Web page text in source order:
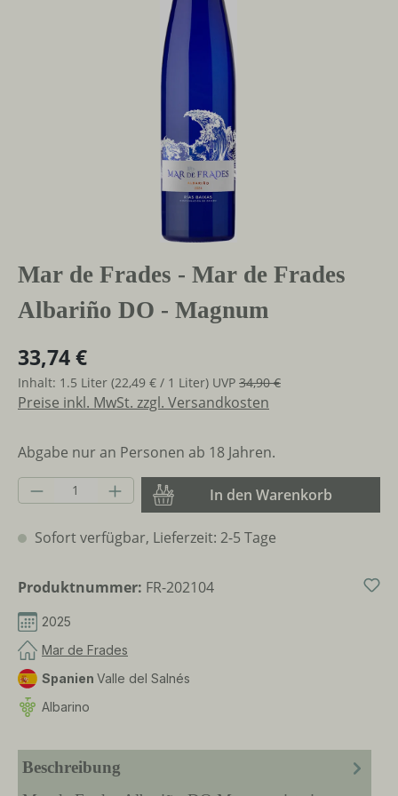
Mar de Frades - Mar de Frades
Albariño DO - Magnum
33,74 €
Inhalt: 1.5 Liter (22,49 € / 1 Liter) UVP 34,90 €
Preise inkl. MwSt. zzgl. Versandkosten
Abgabe nur an Personen ab 18 Jahren.
Produkt Anzahl: Gib den gewünschten
In den Warenkorb
Sofort verfügbar, Lieferzeit: 2-5 Tage
Produktnummer: FR-202104
2025
Mar de Frades
Spanien Valle del Salnés
Albarino
Beschreibung